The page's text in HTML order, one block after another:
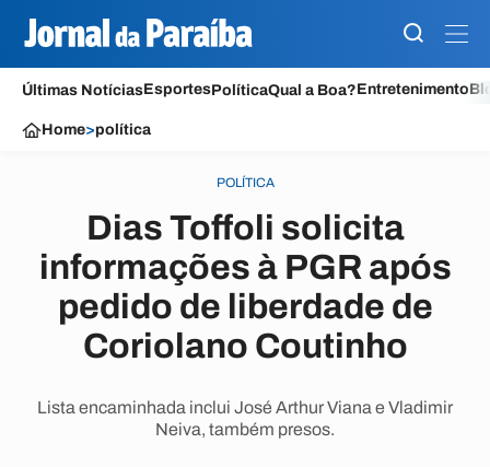
Últimas NotíciasEsportesPolíticaQual a Boa?Entretenimento
Home>política
POLÍTICA
Dias Toffoli solicita
informações à PGR após
pedido de liberdade de
Coriolano Coutinho
Lista encaminhada inclui José Arthur Viana e Vladimir
Neiva, também presos.